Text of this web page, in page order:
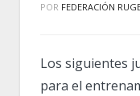
POR FEDERACIÓN
Los siguientes
para el